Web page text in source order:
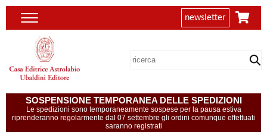
newsletter
SOSPENSIONE TEMPORANEA DELLE SPEDIZIONI
Le spedizioni sono temporaneamente sospese per la pausa estiva
riprenderanno regolarmente dal 07 settembre gli ordini comunque effettuati
saranno registrati